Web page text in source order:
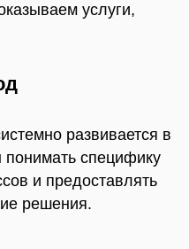
услуги,
развивается в
специфику
и предоставлять
решения.